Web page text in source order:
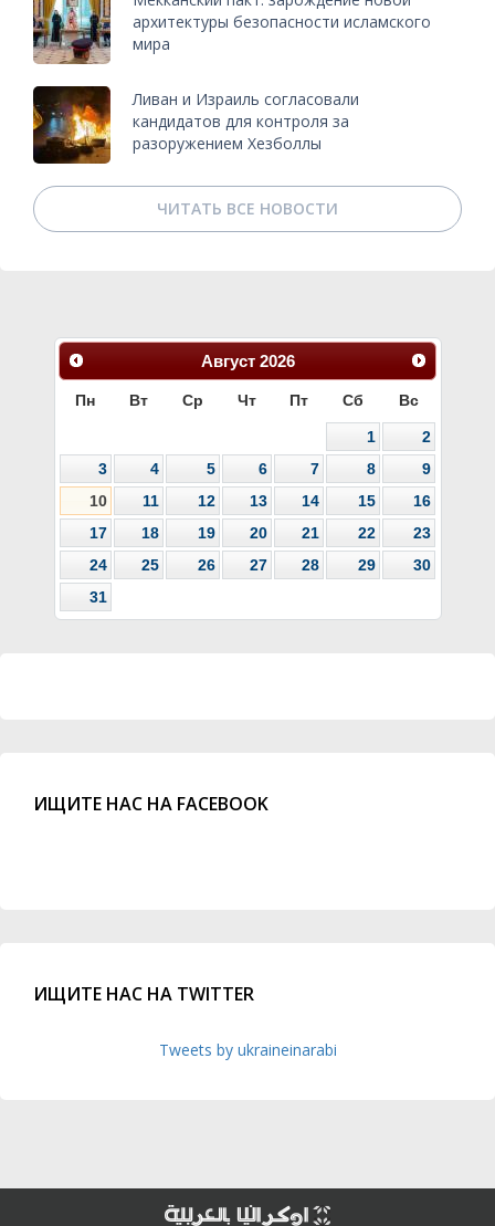
архитектуры безопасности исламского
мира
Ливан и Израиль согласовали
кандидатов для контроля за
разоружением Хезболлы
ЧИТАТЬ ВСЕ НОВОСТИ
Август 2026
Пн Вт Ср Чт Пт Сб Вс
1
2
3
4 5 6 7 8
9
10
11 12 13 14 15
16
17
18 19 20 21 22
23
24
25 26 27 28 29
30
31
ИЩИТЕ НАС НА FACEBOOK
ИЩИТЕ НАС НА TWITTER
Tweets by ukraineinarabi